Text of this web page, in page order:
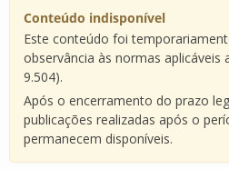
Conteúdo indisponível
Este conteúdo foi
observância às normas aplicáveis
9.504).
Após o encerramento do prazo
publicações realizadas após o
permanecem disponíveis.